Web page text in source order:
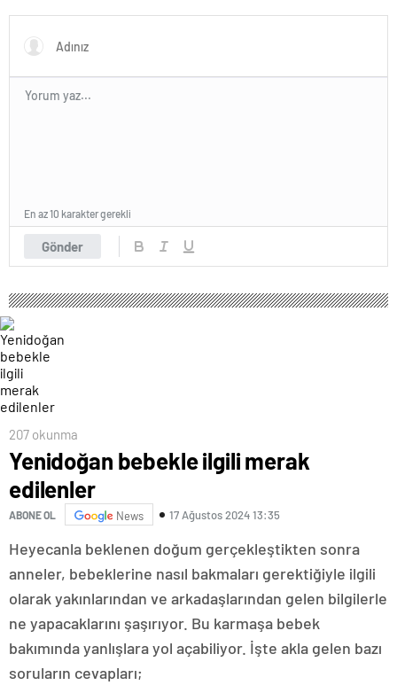
boya… Yapamadığı iş yok
Ã§Ä±kmadÄ±
Gönder
En az 10 karakter gerekli
207 okunma
Yenidoğan bebekle ilgili merak
edilenler
ABONE OL News 17 Ağustos 2024 13:35
Heyecanla beklenen doğum gerçekleştikten sonra
anneler, bebeklerine nasıl bakmaları gerektiğiyle ilgili
olarak yakınlarından ve arkadaşlarından gelen bilgilerle
ne yapacaklarını şaşırıyor. Bu karmaşa bebek
bakımında yanlışlara yol açabiliyor. İşte akla gelen bazı
soruların cevapları;